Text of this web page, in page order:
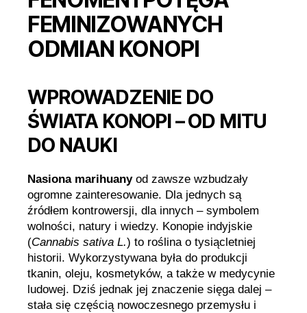
FEMINIZOWANYCH
ODMIAN KONOPI
WPROWADZENIE DO
ŚWIATA KONOPI – OD MITU
DO NAUKI
Nasiona marihuanyod zawsze wzbudzały
ogromne zainteresowanie. Dla jednych są
źródłem kontrowersji, dla innych – symbolem
wolności, natury i wiedzy. Konopie indyjskie
(Cannabis sativa L.) to roślina o tysiącletniej
historii. Wykorzystywana była do produkcji
tkanin, oleju, kosmetyków, a także w medycynie
ludowej. Dziś jednak jej znaczenie sięga dalej –
stała się częścią nowoczesnego przemysłu i